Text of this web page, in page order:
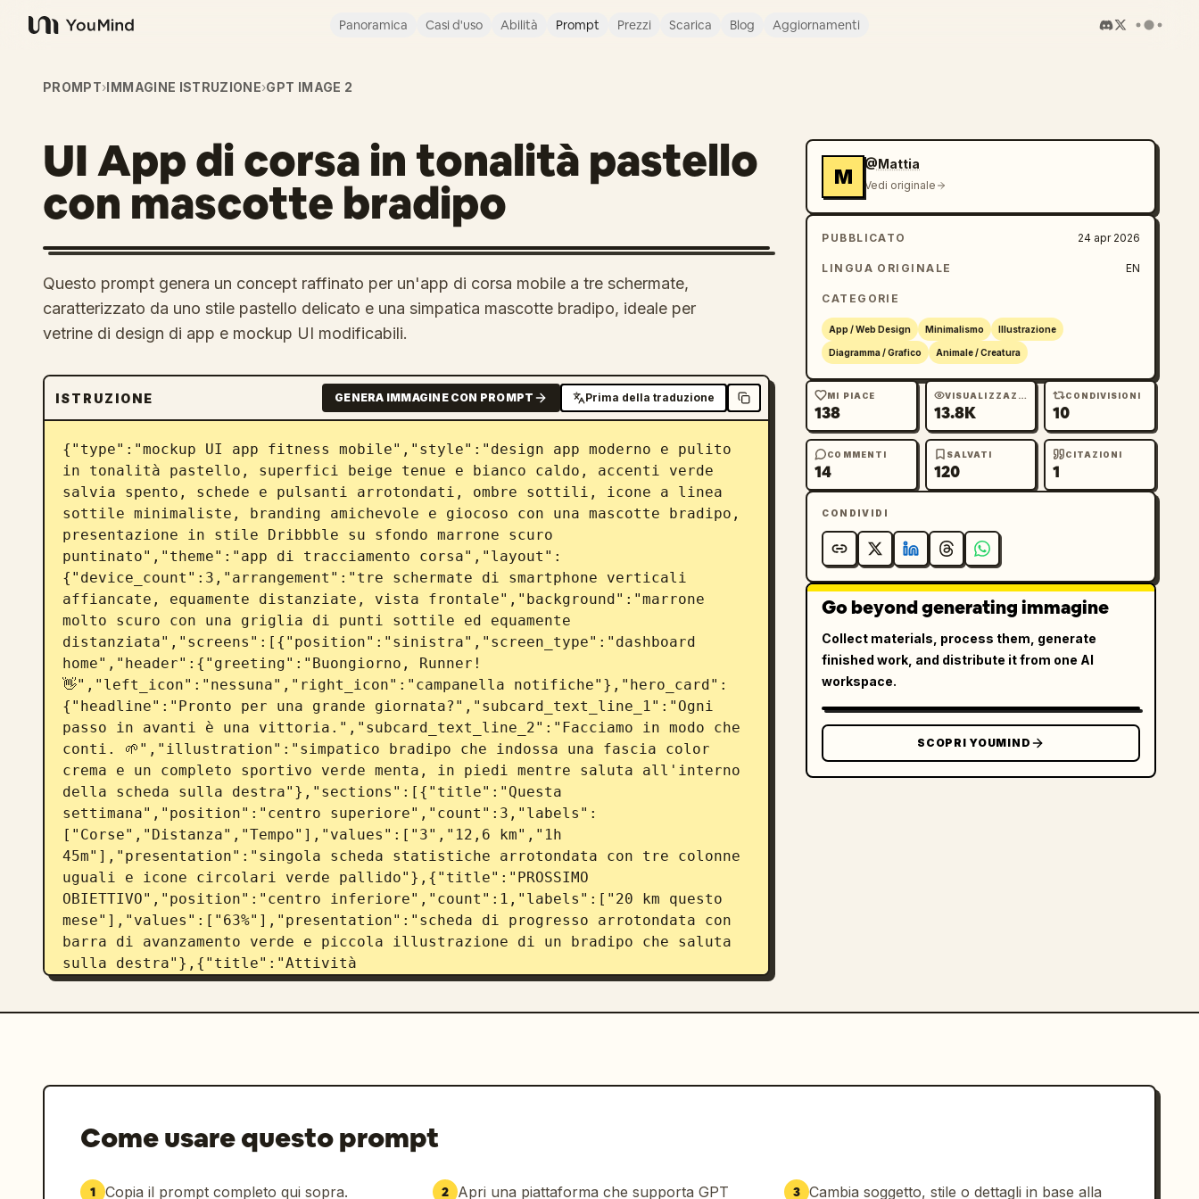
YouMind
Panoramica Casi d'uso Abilità Prompt Prezzi Scarica Blog Aggiornamenti
PROMPT›IMMAGINE ISTRUZIONE›GPT IMAGE 2
UI App di corsa in tonalità pastello
con mascotte bradipo
Questo prompt genera un concept raffinato per un'app di corsa mobile a tre schermate,
caratterizzato da uno stile pastello delicato e una simpatica mascotte bradipo, ideale per
vetrine di design di app e mockup UI modificabili.
ISTRUZIONE GENERA IMMAGINE CON PROMPT Prima della traduzione
{"type":"mockup UI app fitness mobile","style":"design app moderno e pulito
in tonalità pastello, superfici beige tenue e bianco caldo, accenti verde
salvia spento, schede e pulsanti arrotondati, ombre sottili, icone a linea
sottile minimaliste, branding amichevole e giocoso con una mascotte bradipo,
presentazione in stile Dribbble su sfondo marrone scuro
puntinato","theme":"app di tracciamento corsa","layout":
{"device_count":3,"arrangement":"tre schermate di smartphone verticali
affiancate, equamente distanziate, vista frontale","background":"marrone
molto scuro con una griglia di punti sottile ed equamente
distanziata","screens":[{"position":"sinistra","screen_type":"dashboard
home","header":{"greeting":"Buongiorno, Runner!
👋","left_icon":"nessuna","right_icon":"campanella notifiche"},"hero_card":
{"headline":"Pronto per una grande giornata?","subcard_text_line_1":"Ogni
passo in avanti è una vittoria.","subcard_text_line_2":"Facciamo in modo che
conti. 🌱","illustration":"simpatico bradipo che indossa una fascia color
crema e un completo sportivo verde menta, in piedi mentre saluta all'interno
della scheda sulla destra"},"sections":[{"title":"Questa
settimana","position":"centro superiore","count":3,"labels":
["Corse","Distanza","Tempo"],"values":["3","12,6 km","1h
45m"],"presentation":"singola scheda statistiche arrotondata con tre colonne
uguali e icone circolari verde pallido"},{"title":"PROSSIMO
OBIETTIVO","position":"centro inferiore","count":1,"labels":["20 km questo
mese"],"values":["63%"],"presentation":"scheda di progresso arrotondata con
barra di avanzamento verde e piccola illustrazione di un bradipo che saluta
sulla destra"},{"title":"Attività
recente","position":"inferiore","count":1,"labels":["Attività
{"left_icon":"freccia indietro","center_text":"Ottimo lavoro!","subtext":"Ce
🎉","right_icon":"condividi"},"hero_illustration":"simpatico bradipo con
fascia, completo sportivo color menta e una medaglia d'oro, entrambe le
braccia alzate in segno di festa","stats_row":{"count":3,"labels":
M
@Mattia
Vedi originale
PUBBLICATO 24 apr 2026
LINGUA ORIGINALE EN
CATEGORIE
App / Web Design Minimalismo Illustrazione
Diagramma / Grafico Animale / Creatura
MI PIACE
138
VISUALIZZAZIONI
13.8K
CONDIVISIONI
10
COMMENTI
14
SALVATI
120
CITAZIONI
1
CONDIVIDI
Go beyond generating immagine
Collect materials, process them, generate
finished work, and distribute it from one AI
workspace.
SCOPRI YOUMIND
Come usare questo prompt
1 Copia il prompt completo qui sopra. 2 Apri una piattaforma che supporta GPT
3 Cambia soggetto, stile o dettagli in base alla